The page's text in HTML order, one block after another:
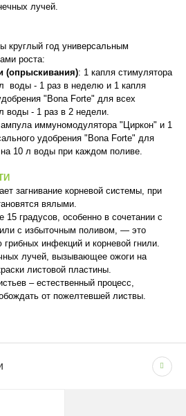
лучей.
круглый год универсальным
роста:
(опрыскивания): 1 капля стимулятора
воды - 1 раз в неделю и 1 капля
"Bona Forte" для всех
воды - 1 раз в 2 недели.
иммуномодулятора "Циркон" и 1
удобрения "Bona Forte" для
10 л воды при каждом поливе.
загнивание корневой системы, при
вялыми.
15 градусов, особенно в сочетании с
с избыточным поливом, — это
грибных инфекций и корневой гнили.
лучей, вызывающее ожоги на
листовой пластины.
– естественный процесс,
от пожелтевшей листвы.